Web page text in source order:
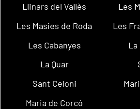
Llinars del Vallès
Les
Les Masies de Roda
Les
Les Cabanyes
La
La Quar
Sant Celoni
Maria de Corcó